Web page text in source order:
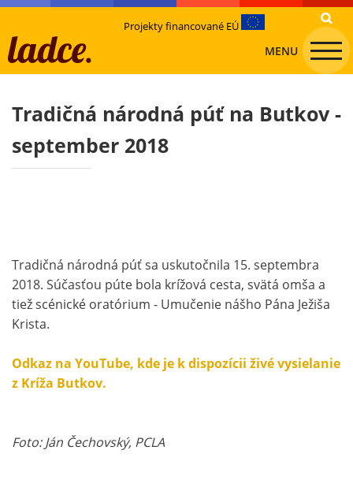
Projekty financované EÚ
MENU
Tradičná národná púť na Butkov -
september 2018
Tradičná národná púť sa uskutočnila 15. septembra
2018. Súčasťou púte bola krížová cesta, svätá omša a
tiež scénické oratórium - Umučenie nášho Pána Ježiša
Krista.
Odkaz na YouTube, kde je k dispozícii živé vysielanie
z Kríža Butkov.
Foto: Ján Čechovský, PCLA